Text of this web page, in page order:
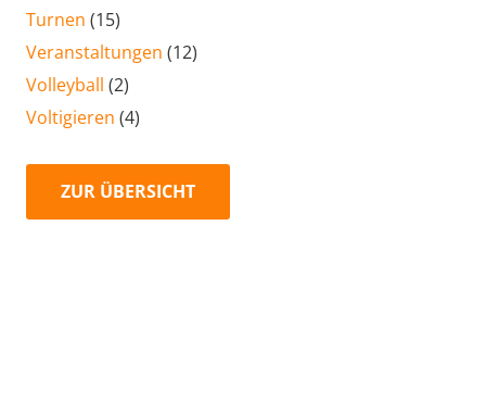
Turnen (15)
Veranstaltungen (12)
Volleyball (2)
Voltigieren (4)
ZUR ÜBERSICHT